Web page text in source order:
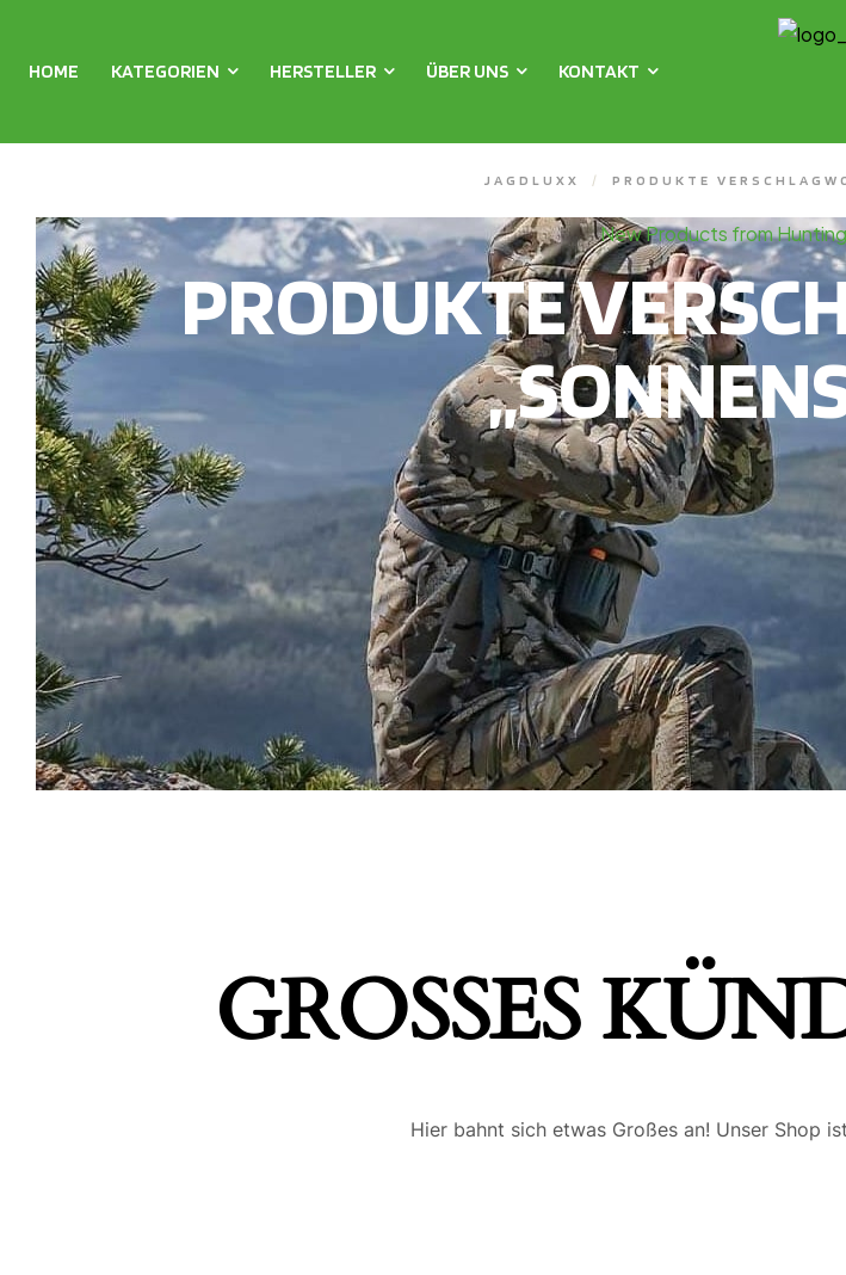
HOME KATEGORIEN HERSTELLER ÜBER UNS KONTAKT
JAGDLUXX / PRODUKTE
New Products from
PRODUKTE
GROSSES
Hier bahnt sich etwas Großes an! Unser Shop